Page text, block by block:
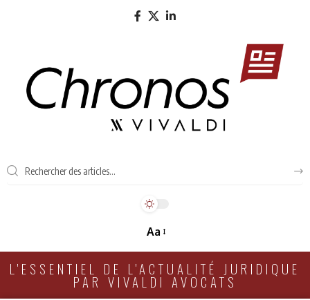
Aa
L'ESSENTIEL DE L'ACTUALITÉ JURIDIQUE
PAR VIVALDI AVOCATS